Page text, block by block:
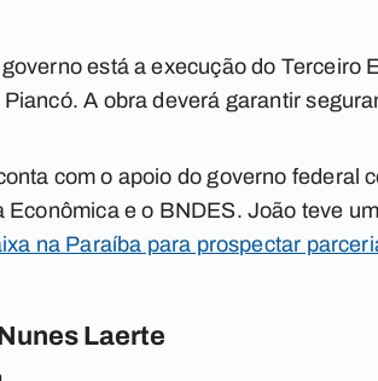
está a execução do Terceiro
A obra deverá garantir
com o apoio do governo federal
Econômica e o BNDES. João teve
na Paraíba para prospectar
Laerte